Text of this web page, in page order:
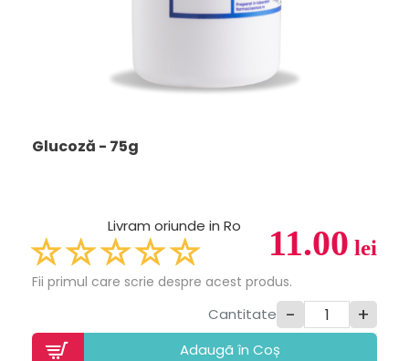
Glucoză - 75g
11.00 lei
Livram oriunde in Ro
Fii primul care scrie despre acest produs.
Cantitate - +
Adaugã în Coș